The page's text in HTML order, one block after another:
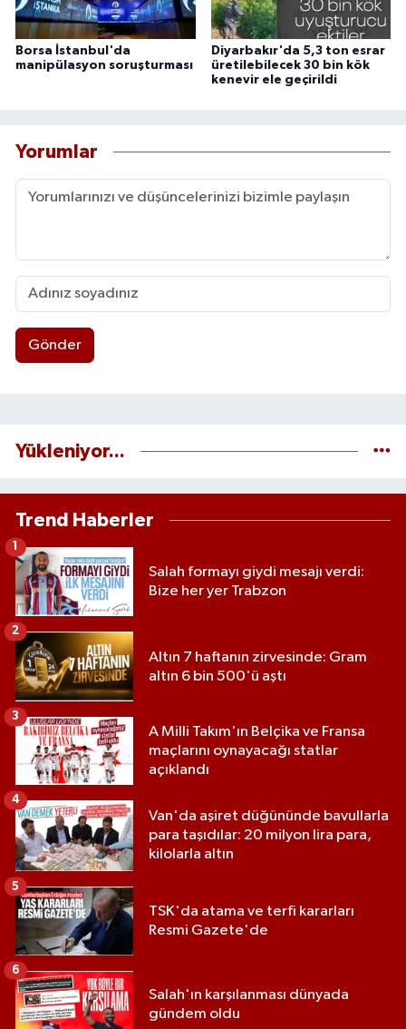
Borsa İstanbul'da
manipülasyon soruşturması
Diyarbakır'da 5,3 ton esrar
üretilebilecek 30 bin kök
kenevir ele geçirildi
Yorumlar
Gönder
Yükleniyor...
Trend Haberler
Salah formayı giydi mesajı verdi:
Bize her yer Trabzon
Altın 7 haftanın zirvesinde: Gram
altın 6 bin 500'ü aştı
2
A Milli Takım'ın Belçika ve Fransa
maçlarını oynayacağı statlar
açıklandı
3
Van'da aşiret düğününde bavullarla
para taşıdılar: 20 milyon lira para,
kilolarla altın
4
TSK'da atama ve terfi kararları
Resmi Gazete'de
5
Salah'ın karşılanması dünyada
gündem oldu
6